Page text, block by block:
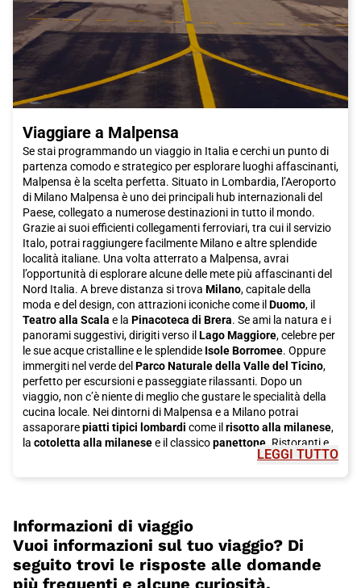
La città eterna offre anche molte possibilità di shopping.
Intorno a Piazza di Spagna, troverai alcune delle vie più
esclusive al mondo, come via Condotti e via del Babuino, dove
potrai fare acquisti di lusso di alta moda italiana. Queste strade
sono punteggiate da negozi di marca famosi, come Armani,
Dolce e Gabbana e Prada. In alternativa, puoi esplorare Via del
Corso, che è un vero e proprio centro commerciale a cielo
La scena culinaria romana è rinomata in tutto il mondo. Mentre
sei a
Roma, assicurati di assaggiare piatti tipici come la cacio e
pepe o l'amatriciana, che ti faranno scoprire i sapori autentici
della cucina laziale. Per provare autentica cucina ebraica, puoi
visitare il Ghetto. I quartieri del Pigneto e San Lorenzo offrono
una vasta scelta di ristoranti trendy e trattorie economiche.
Inoltre, la nuova zona tra Garbatella e Ostiense offre una
varietà di opzioni, dal vino dei Castelli al buon sushi giapponese.
La capitale ospita inoltre grandi eventi durante tutto l'anno. Se
vuoi essere presente all'apertura del Giubileo straordinario della
misericordia, voluto da Papa Francesco l'8 dicembre, dovresti
sicuramente prenotare un viaggio in treno Italo per raggiungere
Roma
e assistere alle udienze papali.
Romaoffre una combinazione unica di storia, arte, cultura,
cucina e ospitalità. Che tu stia pianificando un weekend
romantico o una vacanza in famiglia, questa città ha qualcosa
da offrire a tutti. Non perdere l'opportunità di visitare
Roma
prenota subito il tuo viaggio in treno Italo, per un'esperienza di
Viaggiare a Malpensa
Se stai programmando un viaggio in Italia e cerchi un punto di
partenza comodo e strategico per esplorare luoghi affascinanti,
Malpensa è la scelta perfetta. Situato in Lombardia, l’Aeroporto
di Milano Malpensa è uno dei principali hub internazionali del
Paese, collegato a numerose destinazioni in tutto il mondo.
Grazie ai suoi efficienti collegamenti ferroviari, tra cui il servizio
Italo, potrai raggiungere facilmente Milano e altre splendide
località italiane. Una volta atterrato a Malpensa, avrai
l’opportunità di esplorare alcune delle mete più affascinanti del
Nord Italia. A breve distanza si trova Milano, capitale della
moda e del design, con attrazioni iconiche come il Duomo, il
Teatro alla Scala e la Pinacoteca di Brera. Se ami la natura e i
panorami suggestivi, dirigiti verso il Lago Maggiore, celebre per
le sue acque cristalline e le splendide Isole Borromee. Oppure
immergiti nel verde del Parco Naturale della Valle del Ticino,
perfetto per escursioni e passeggiate rilassanti. Dopo un
viaggio, non c’è niente di meglio che gustare le specialità della
cucina locale. Nei dintorni di Malpensa e a Milano potrai
assaporarepiatti tipici lombardi come il risotto alla milanese,
la cotoletta alla milanesee il classicopanettone . Ristoranti e
trattorie offrono un’ampia scelta di prelibatezze italiane e
destinazioni chiave. Optare per il treno significa viaggiare senza
stress, evitando traffico e problemi di parcheggio. Malpensa
non è solo un aeroporto, ma un vero e proprio punto di accesso
alle meraviglie italiane. Prenota il tuo biglietto con Italo e inizia
il tuo viaggio nel modo più comodo e conveniente!
LEGGI TUTTO
Informazioni di viaggio
Vuoi informazioni sul tuo viaggio? Di
seguito trovi le risposte alle domande
più frequenti e alcune curiosità.